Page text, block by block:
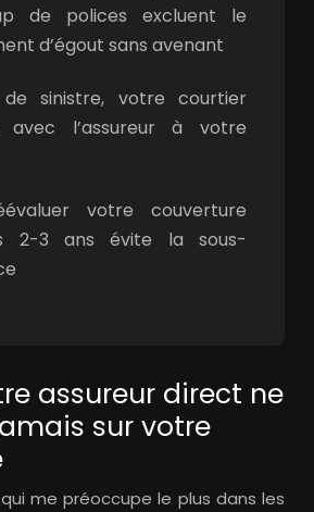
de polices excluent le
d’égout sans avenant
sinistre, votre courtier
avec l’assureur à votre
votre couverture
2-3 ans évite la sous-
assureur direct ne
sur votre
me préoccupe le plus dans les